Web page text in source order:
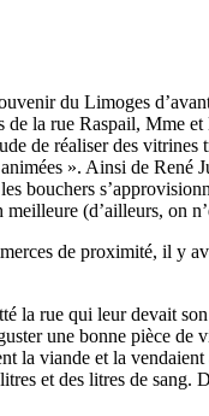
du Limoges
la rue Raspail, Mme
de réaliser des
». Ainsi de
bouchers
(d’ailleurs, on
de proximité, il y
la rue qui leur devait
une bonne pièce de
viande et la
et des litres de